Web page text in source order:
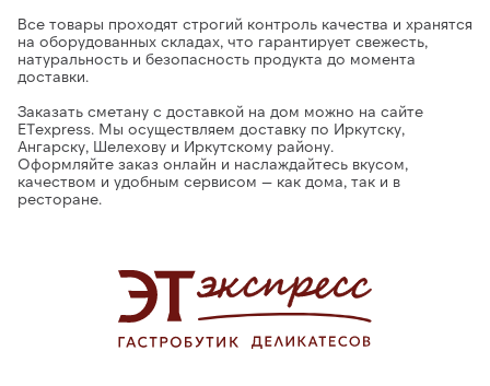
Все товары проходят строгий контроль качества и хранятся
на оборудованных складах, что гарантирует свежесть,
натуральность и безопасность продукта до момента
доставки.
Заказать сметану с доставкой на дом можно на сайте
ETexpress. Мы осуществляем доставку по Иркутску,
Ангарску, Шелехову и Иркутскому району.
Оформляйте заказ онлайн и наслаждайтесь вкусом,
качеством и удобным сервисом — как дома, так и в
ресторане.